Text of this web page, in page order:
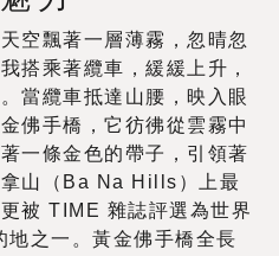
空飄著一層薄霧，忽晴忽
搭乘著纜車，緩緩上升，
當纜車抵達山腰，映入眼
佛手橋，它彷彿從雲霧中
一條金色的帶子，引領著
山（Ba Na Hills）上最
被 TIME 雜誌評選為世界
地之一。黃金佛手橋全長